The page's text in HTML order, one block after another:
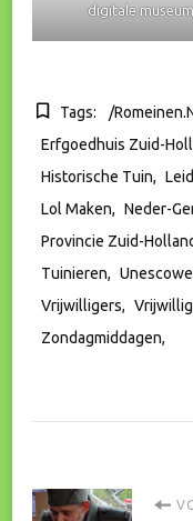
digitale museum
Tags: /
Erfgoedhuis Zuid-
Historische Tuin
Lol Maken
Neder-
Provincie Zuid-
Tuinieren
Vrijwilligers
Zondagmiddagen